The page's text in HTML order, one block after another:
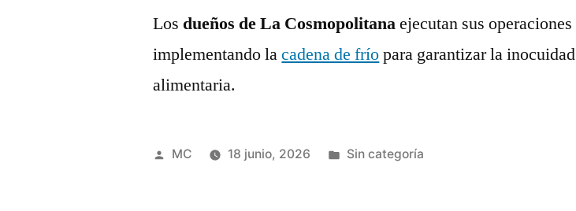
Los dueños de La Cosmopolitanaejecutan sus operaciones
implementando lacadena de fríopara garantizar la inocuidad
alimentaria.
Publicado
MC 18 junio, 2026
Publicada
Sin categoría